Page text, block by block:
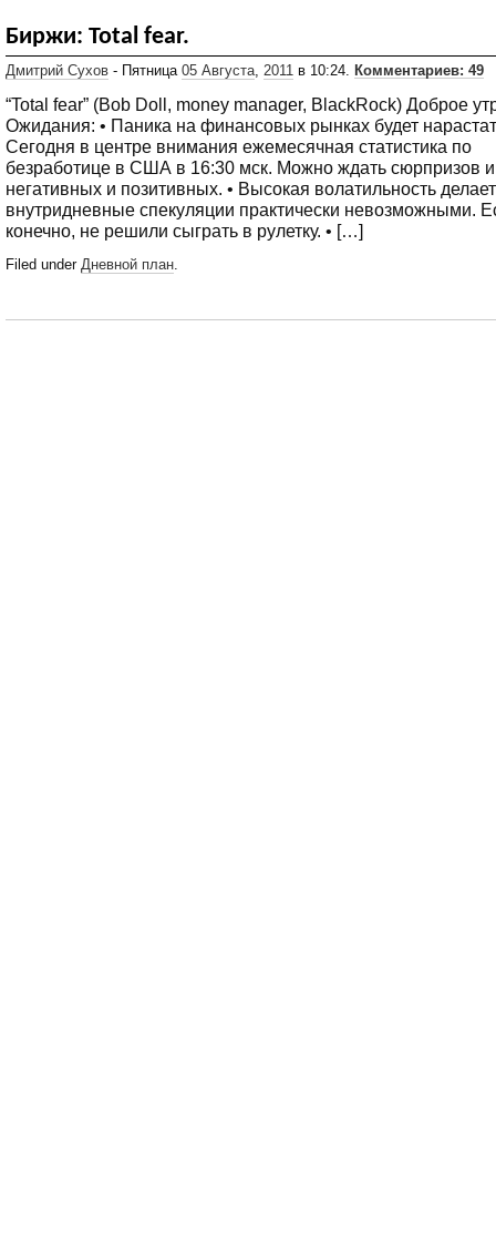
Биржи: Total fear.
Дмитрий Сухов - Пятница 05 Августа 2011 в 10:24. Комментариев: 49
“Total fear” (Bob Doll, money manager, BlackRock) Доброе
Ожидания: • Паника на финансовых рынках будет
Сегодня в центре внимания ежемесячная статистика по
безработице в США в 16:30 мск. Можно ждать сюрпризов и
негативных и позитивных. • Высокая волатильность делает
внутридневные спекуляции практически невозможными.
конечно, не решили сыграть в рулетку. • […]
Filed under Дневной план